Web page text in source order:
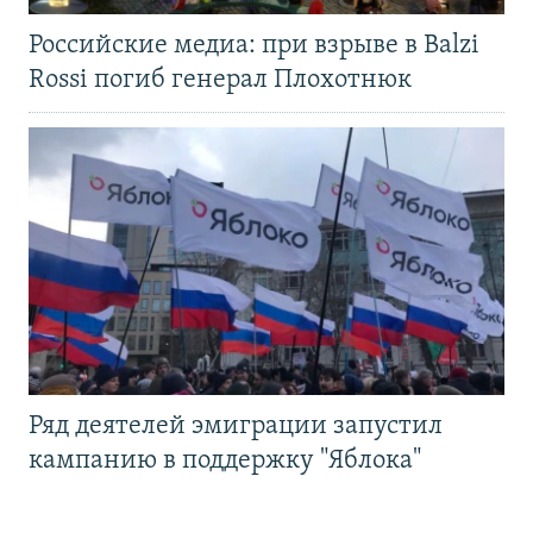
Российские медиа: при взрыве в Balzi
Rossi погиб генерал Плохотнюк
Ряд деятелей эмиграции запустил
кампанию в поддержку "Яблока"